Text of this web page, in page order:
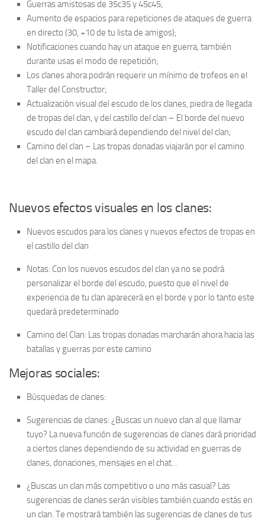
Guerras amistosas de 35c35 y 45c45;
Aumento de espacios para repeticiones de ataques de guerra
en directo (30, +10 de tu lista de amigos);
Notificaciones cuando hay un ataque en guerra, también
durante usas el modo de repetición;
Los clanes ahora podrán requerir un mínimo de trofeos en el
Taller del Constructor;
Actualización visual del escudo de los clanes, piedra de llegada
de tropas del clan, y del castillo del clan – El borde del nuevo
escudo del clan cambiará dependiendo del nivel del clan;
Camino del clan – Las tropas donadas viajarán por el camino
del clan en el mapa.
Nuevos efectos visuales en los clanes:
Nuevos escudos para los clanes y nuevos efectos de tropas en
el castillo del clan
Notas: Con los nuevos escudos del clan ya no se podrá
personalizar el borde del escudo, puesto que el nivel de
experiencia de tu clan aparecerá en el borde y por lo tanto este
quedará predeterminado
Camino del Clan: Las tropas donadas marcharán ahora hacia las
batallas y guerras por este camino
Mejoras sociales:
Búsquedas de clanes:
Sugerencias de clanes: ¿Buscas un nuevo clan al que llamar
tuyo? La nueva función de sugerencias de clanes dará prioridad
a ciertos clanes dependiendo de su actividad en guerras de
clanes, donaciones, mensajes en el chat…
¿Buscas un clan más competitivo o uno más casual? Las
sugerencias de clanes serán visibles también cuando estás en
un clan. Te mostrará también las sugerencias de clanes de tus